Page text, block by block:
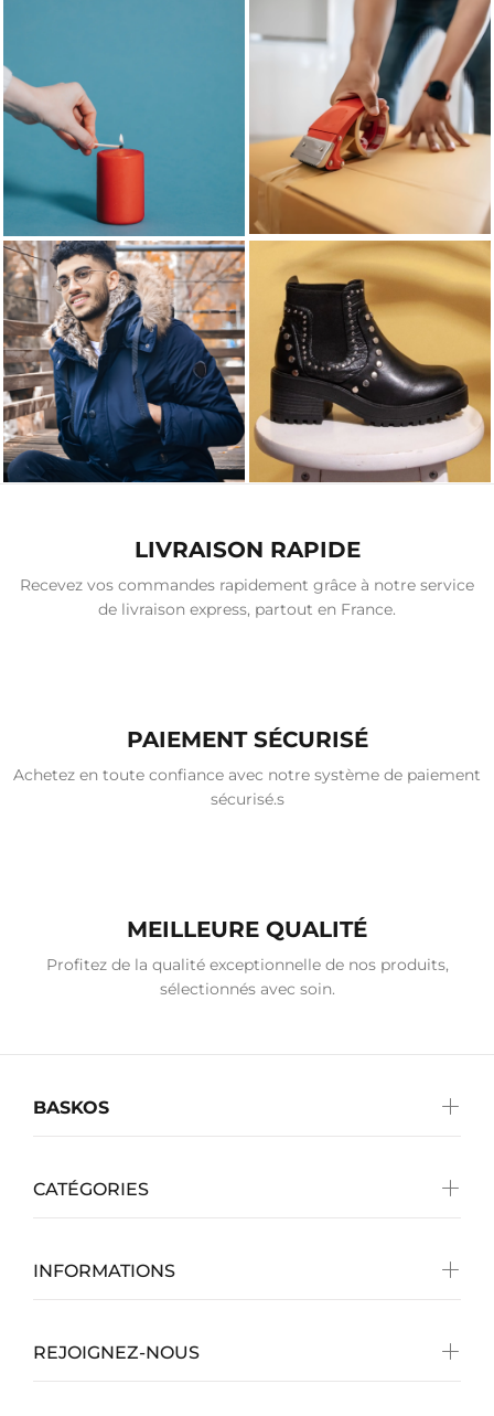
LIVRAISON RAPIDE
Recevez vos commandes rapidement grâce à notre service
de livraison express, partout en France.
PAIEMENT SÉCURISÉ
Achetez en toute confiance avec notre système de paiement
sécurisé.s
MEILLEURE QUALITÉ
Profitez de la qualité exceptionnelle de nos produits,
sélectionnés avec soin.
BASKOS
CATÉGORIES
INFORMATIONS
REJOIGNEZ-NOUS